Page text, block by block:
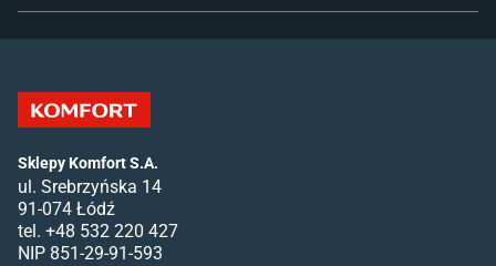
Sklepy Komfort S.A.
ul. Srebrzyńska 14
91-074 Łódź
tel. +48 532 220 427
NIP 851-29-91-593